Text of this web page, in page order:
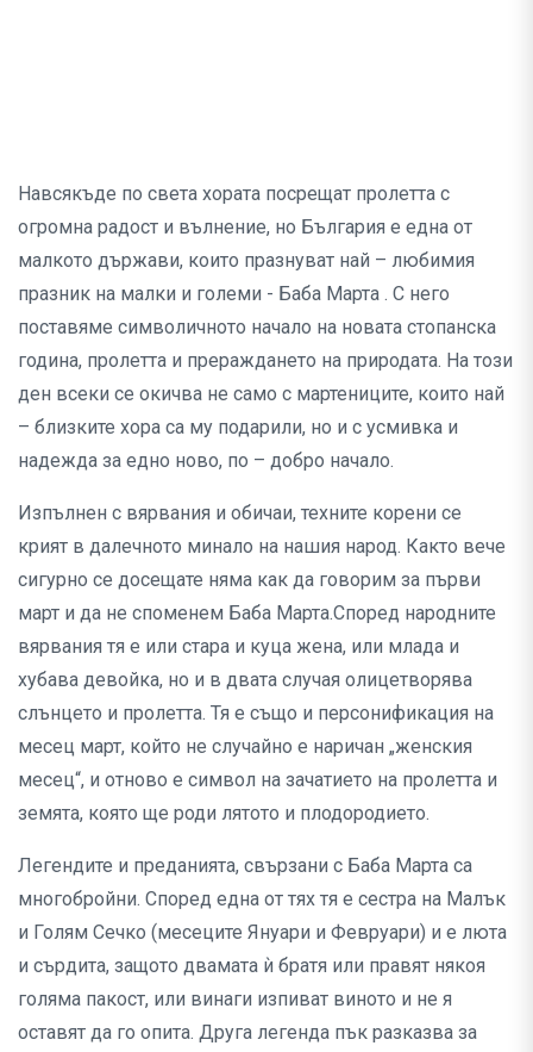
Навсякъде по света хората посрещат пролетта с
огромна радост и вълнение, но България е една от
малкото държави, които празнуват най – любимия
празник на малки и големи - Баба Марта . С него
поставяме символичното начало на новата стопанска
година, пролетта и прераждането на природата. На този
ден всеки се окичва не само с мартениците, които най
– близките хора са му подарили, но и с усмивка и
надежда за едно ново, по – добро начало.
Изпълнен с вярвания и обичаи, техните корени се
крият в далечното минало на нашия народ. Както вече
сигурно се досещате няма как да говорим за първи
март и да не споменем Баба Марта.Според народните
вярвания тя е или стара и куца жена, или млада и
хубава девойка, но и в двата случая олицетворява
слънцето и пролетта. Тя е също и персонификация на
месец март, който не случайно е наричан „женския
месец“, и отново е символ на зачатието на пролетта и
земята, която ще роди лятото и плодородието.
Легендите и преданията, свързани с Баба Марта са
многобройни. Според една от тях тя е сестра на Малък
и Голям Сечко (месеците Януари и Февруари) и е люта
и сърдита, защото двамата ѝ братя или правят някоя
голяма пакост, или винаги изпиват виното и не я
оставят да го опита. Друга легенда пък разказва за